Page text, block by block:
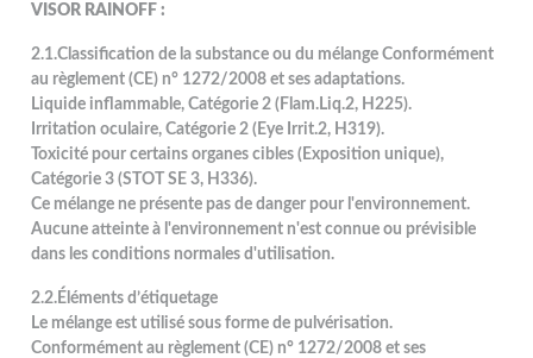
VISOR RAINOFF :
2.1.Classification de la substance ou du mélange Conformément
au règlement (CE) n° 1272/2008 et ses adaptations.
Liquide inflammable, Catégorie 2 (Flam.Liq.2, H225).
Irritation oculaire, Catégorie 2 (Eye Irrit.2, H319).
Toxicité pour certains organes cibles (Exposition unique),
Catégorie 3 (STOT SE 3, H336).
Ce mélange ne présente pas de danger pour l'environnement.
Aucune atteinte à l'environnement n'est connue ou prévisible
dans les conditions normales d'utilisation.
2.2.Éléments d’étiquetage
Le mélange est utilisé sous forme de pulvérisation.
Conformément au règlement (CE) n° 1272/2008 et ses